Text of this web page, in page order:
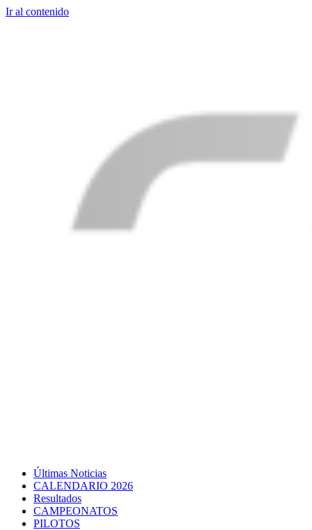
Ir al contenido
Últimas Noticias
CALENDARIO 2026
Resultados
CAMPEONATOS
PILOTOS